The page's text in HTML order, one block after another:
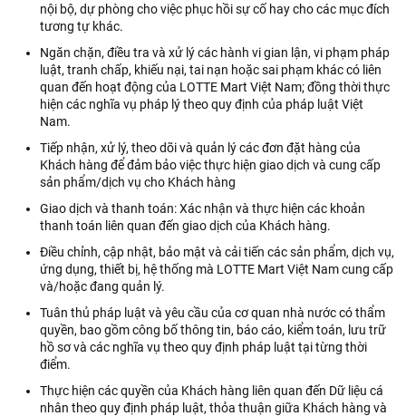
nội bộ, dự phòng cho việc phục hồi sự cố hay cho các mục đích
tương tự khác.
Ngăn chặn, điều tra và xử lý các hành vi gian lận, vi phạm pháp
luật, tranh chấp, khiếu nại, tai nạn hoặc sai phạm khác có liên
quan đến hoạt động của LOTTE Mart Việt Nam; đồng thời thực
hiện các nghĩa vụ pháp lý theo quy định của pháp luật Việt
Nam.
Tiếp nhận, xử lý, theo dõi và quản lý các đơn đặt hàng của
Khách hàng để đảm bảo việc thực hiện giao dịch và cung cấp
sản phẩm/dịch vụ cho Khách hàng
Giao dịch và thanh toán: Xác nhận và thực hiện các khoản
thanh toán liên quan đến giao dịch của Khách hàng.
Điều chỉnh, cập nhật, bảo mật và cải tiến các sản phẩm, dịch vụ,
ứng dụng, thiết bị, hệ thống mà LOTTE Mart Việt Nam cung cấp
và/hoặc đang quản lý.
Tuân thủ pháp luật và yêu cầu của cơ quan nhà nước có thẩm
quyền, bao gồm công bố thông tin, báo cáo, kiểm toán, lưu trữ
hồ sơ và các nghĩa vụ theo quy định pháp luật tại từng thời
điểm.
Thực hiện các quyền của Khách hàng liên quan đến Dữ liệu cá
nhân theo quy định pháp luật, thỏa thuận giữa Khách hàng và